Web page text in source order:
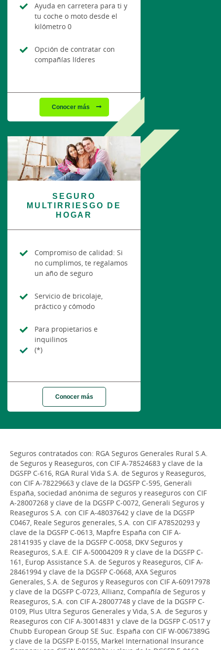
Ayuda en carretera para ti y
tu coche o moto desde el
kilómetro 0
Opción de contratar con
compañías líderes
Conocer más
SEGURO
MULTIRRIESGO DE
HOGAR
Compromiso de calidad: Si
no cumplimos, te regalamos
un año de seguro
Servicio de bricolaje,
práctico y cómodo
Para propietarios e
inquilinos
(*)
Conocer más
Seguros contratados con: RGA Seguros Generales Rural S.A.
de Seguros y Reaseguros, con CIF A-78524683 y clave de la
DGSFP C-616, RGA Rural Vida S.A. de Seguros y Reaseguros,
con CIF A-78229663 y clave de la DGSFP C-595, Generali
España, sociedad anónima de seguros y reaseguros con CIF
A-28007268 y clave de la DGSFP C-0072, Generali Seguros y
Reaseguros S.A. con CIF A-48037642 y clave de la DGSFP
C0467, Reale Seguros generales, S.A. con CIF A78520293 y
clave de la DGSFP C-0613, Mapfre España con CIF A-
28141935 y clave de la DGSFP C-0058, DKV Seguros y
Reaseguros, S.A.E. CIF A-50004209 R y clave de la DGSFP C-
161, Europ Assistance S.A. de Seguros y Reaseguros, CIF A-
28461994 y clave de la DGSFP C-0668, AXA Seguros
Generales, S.A. de Seguros y Reaseguros con CIF A-60917978
y clave de la DGSFP C-0723, Allianz, Compañía de Seguros y
Reaseguros, S.A. con CIF A-28007748 y clave de la DGSFP C-
0109, Plus Ultra Seguros Generales y Vida, S.A. de Seguros y
Reaseguros con CIF A-30014831 y clave de la DGSFP C-0517 y
Chubb European Group SE Suc. España con CIF W-0067389G
y clave de la DGSFP E-0155, Markel International Insurance